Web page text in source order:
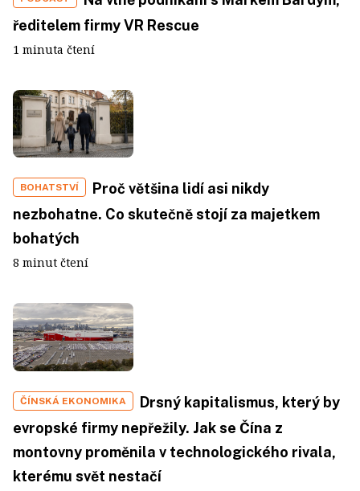
ředitelem firmy VR Rescue
1 minuta čtení
BOHATSTVÍ
Proč většina lidí asi nikdy
nezbohatne. Co skutečně stojí za majetkem
bohatých
8 minut čtení
ČÍNSKÁ EKONOMIKA
Drsný kapitalismus, který by
evropské firmy nepřežily. Jak se Čína z
montovny proměnila v technologického rivala,
kterému svět nestačí